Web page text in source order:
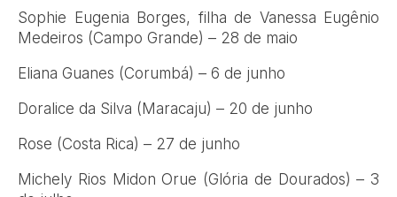
Sophie Eugenia Borges, filha de Vanessa Eugênio
Medeiros (Campo Grande) – 28 de maio
Eliana Guanes (Corumbá) – 6 de junho
Doralice da Silva (Maracaju) – 20 de junho
Rose (Costa Rica) – 27 de junho
Michely Rios Midon Orue (Glória de Dourados) – 3